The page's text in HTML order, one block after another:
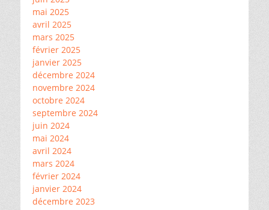
mai 2025
avril 2025
mars 2025
février 2025
janvier 2025
décembre 2024
novembre 2024
octobre 2024
septembre 2024
juin 2024
mai 2024
avril 2024
mars 2024
février 2024
janvier 2024
décembre 2023